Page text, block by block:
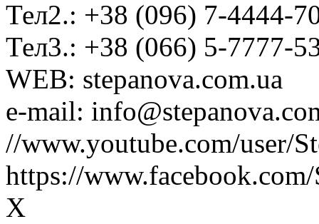
Тел2.: +38 (096) 7-4444-
Тел3.: +38 (066) 5-7777-
WEB: stepanova.com.ua
e-mail:
//www.youtube.com/user/
https://
X